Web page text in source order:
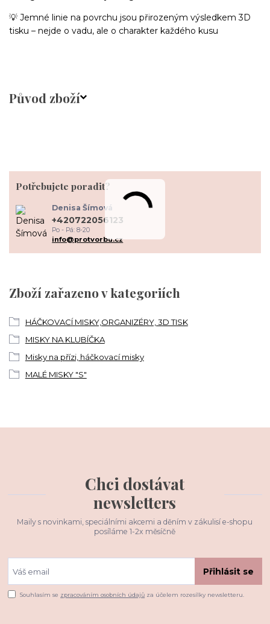
💡 Jemné linie na povrchu jsou přirozeným výsledkem 3D
tisku – nejde o vadu, ale o charakter každého kusu
Původ zboží
Zboží zařazeno v kategoriích
HÁČKOVACÍ MISKY,ORGANIZÉRY, 3D TISK
MISKY NA KLUBÍČKA
Misky na přízi, háčkovací misky
MALÉ MISKY "S"
Potřebujete poradit?
Denisa Šímová
+420722056123
Po - Pá: 8-20
info@protvorbu.cz
Chci dostávat
newsletters
Maily s novinkami, speciálními akcemi a děním v zákulisí e-shopu
posíláme 1-2x měsíčně
Přihlásit se
Souhlasím se zpracováním osobních údajů za účelem rozesílky newsletteru.